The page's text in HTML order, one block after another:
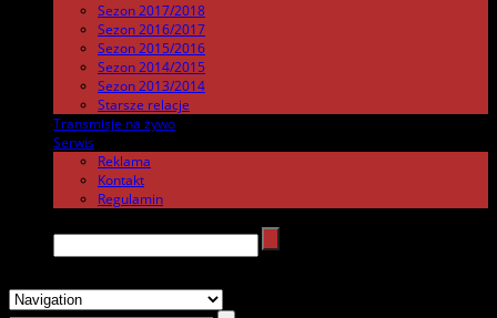
Sezon 2017/2018
Sezon 2016/2017
Sezon 2015/2016
Sezon 2014/2015
Sezon 2013/2014
Starsze relacje
Transmisje na żywo
Serwis
Reklama
Kontakt
Regulamin